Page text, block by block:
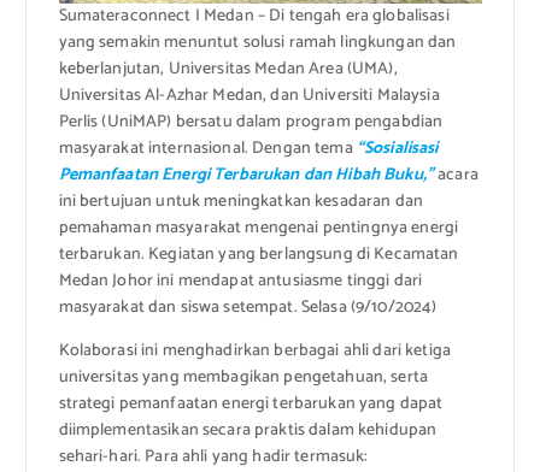
Sumateraconnect I Medan – Di tengah era globalisasi
yang semakin menuntut solusi ramah lingkungan dan
keberlanjutan, Universitas Medan Area (UMA),
Universitas Al-Azhar Medan, dan Universiti Malaysia
Perlis (UniMAP) bersatu dalam program pengabdian
masyarakat internasional. Dengan tema“Sosialisasi
Pemanfaatan Energi Terbarukan dan Hibah Buku,”acara
ini bertujuan untuk meningkatkan kesadaran dan
pemahaman masyarakat mengenai pentingnya energi
terbarukan. Kegiatan yang berlangsung di Kecamatan
Medan Johor ini mendapat antusiasme tinggi dari
masyarakat dan siswa setempat. Selasa (9/10/2024)
Kolaborasi ini menghadirkan berbagai ahli dari ketiga
universitas yang membagikan pengetahuan, serta
strategi pemanfaatan energi terbarukan yang dapat
diimplementasikan secara praktis dalam kehidupan
sehari-hari. Para ahli yang hadir termasuk: